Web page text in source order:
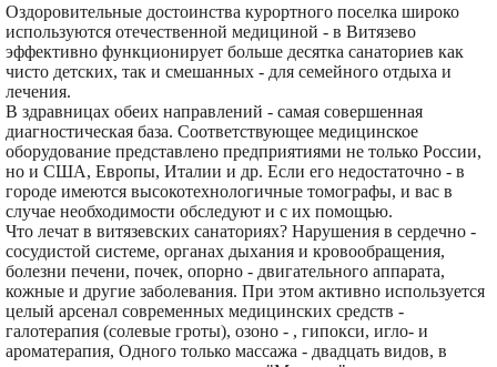
Оздоровительные достоинства курортного поселка широко
используются отечественной медициной - в Витязево
эффективно функционирует больше десятка санаториев как
чисто детских, так и смешанных - для семейного отдыха и
лечения.
В здравницах обеих направлений - самая совершенная
диагностическая база. Соответствующее медицинское
оборудование представлено предприятиями не только России,
но и США, Европы, Италии и др. Если его недостаточно - в
городе имеются высокотехнологичные томографы, и вас в
случае необходимости обследуют и с их помощью.
Что лечат в витязевских санаториях? Нарушения в сердечно -
сосудистой системе, органах дыхания и кровообращения,
болезни печени, почек, опорно - двигательного аппарата,
кожные и другие заболевания. При этом активно используется
целый арсенал современных медицинских средств -
галотерапия (солевые гроты), озоно - , гипокси, игло- и
ароматерапия, Одного только массажа - двадцать видов, в